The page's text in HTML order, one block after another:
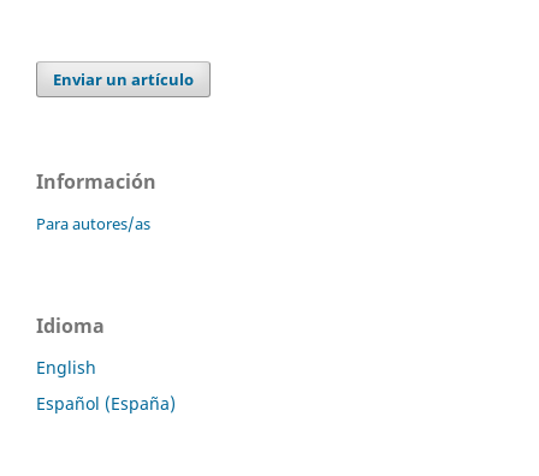
Enviar un artículo
Información
Para autores/as
Idioma
English
Español (España)